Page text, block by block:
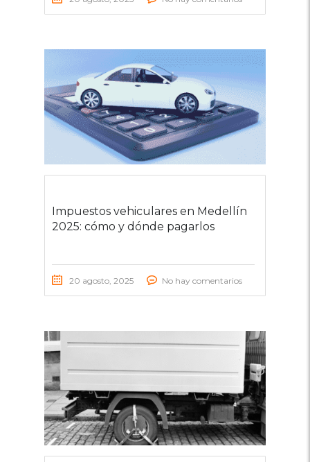
Impuestos vehiculares en Medellín
2025: cómo y dónde pagarlos
20 agosto, 2025 No hay comentarios